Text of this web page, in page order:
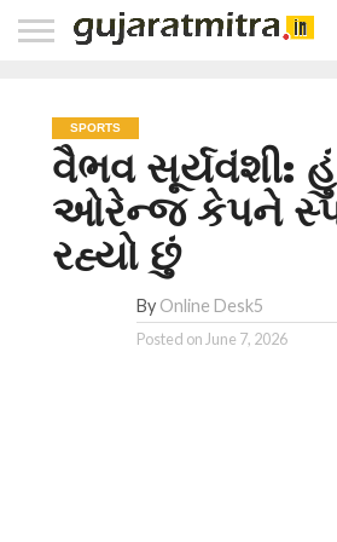
SPORTS
વૈભવ સૂર્યવંશી: હું
ઓરેન્જ કેપને
રહ્યો છું
By Online Desk5
Posted on June 7, 2026